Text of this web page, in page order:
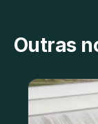
Outras